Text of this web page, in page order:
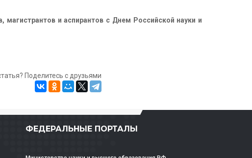
магистрантов и аспирантов с Днем Российской науки и
Поделитесь с друзьями
ФЕДЕРАЛЬНЫЕ ПОРТАЛЫ